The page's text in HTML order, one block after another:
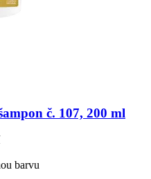
č. 107, 200 ml
barvu